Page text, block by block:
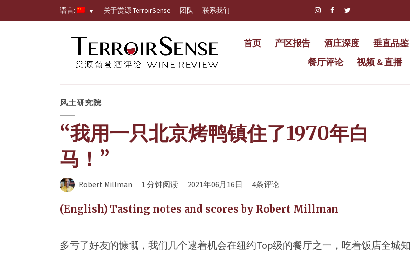
语言: 关于赏源 TerroirSense 团队 联系我们
首页 产区报告 酒庄深度 垂直品鉴
餐厅评论
视频 & 直播
风土研究院
“我用一只北京烤鸭镇住了1970年白
马！”
Robert Millman 1 分钟阅读 2021年06月16日 4条评论
(English) Tasting notes and scores by Robert Millman
多亏了好友的慷慨，我们几个逮着机会在纽约Top级的餐厅之一，吃着饭店全城知